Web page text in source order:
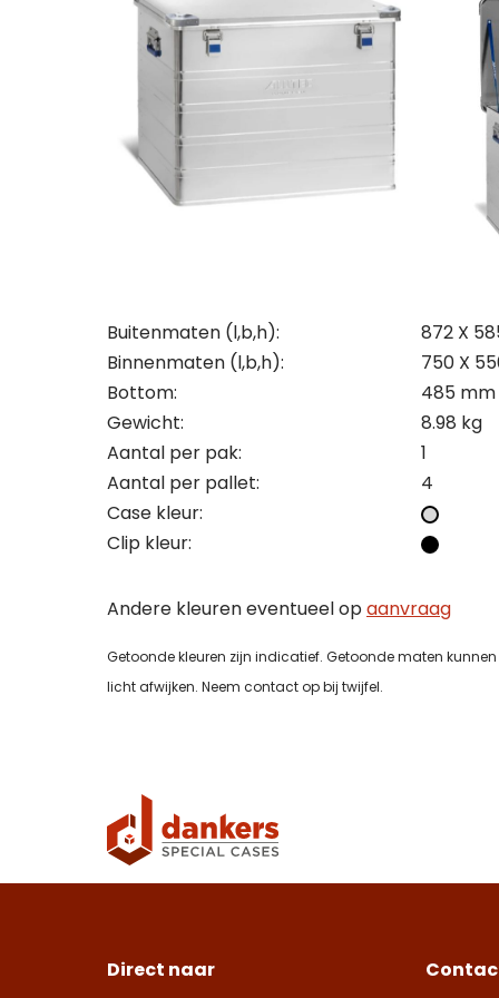
Buitenmaten (l,b,h):
872 X
Binnenmaten (l,b,h):
750 X
Bottom:
485 mm
Gewicht:
8.98 kg
Aantal per pak:
1
Aantal per pallet:
4
Case kleur:
Clip kleur:
Andere kleuren eventueel opaanvraag
Getoonde kleuren zijn indicatief. Getoonde maten
licht afwijken. Neem contact op bij twijfel.
Direct naar
Let op.
Naam
E-
Naam
E-
Deze
je
je